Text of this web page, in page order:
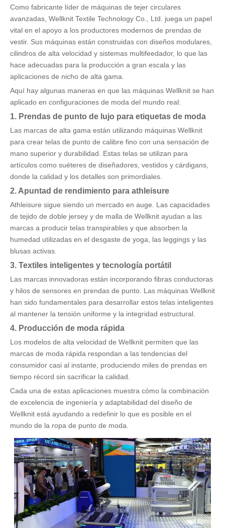
Como fabricante líder de máquinas de tejer circulares
avanzadas, Wellknit Textile Technology Co., Ltd. juega un papel
vital en el apoyo a los productores modernos de prendas de
vestir. Sus máquinas están construidas con diseños modulares,
cilindros de alta velocidad y sistemas multifeedador, lo que las
hace adecuadas para la producción a gran escala y las
aplicaciones de nicho de alta gama.
Aquí hay algunas maneras en que las máquinas Wellknit se han
aplicado en configuraciones de moda del mundo real:
1. Prendas de punto de lujo para etiquetas de moda
Las marcas de alta gama están utilizando máquinas Wellknit
para crear telas de punto de calibre fino con una sensación de
mano superior y durabilidad. Estas telas se utilizan para
artículos como suéteres de diseñadores, vestidos y cárdigans,
donde la calidad y los detalles son primordiales.
2. Apuntad de rendimiento para athleisure
Athleisure sigue siendo un mercado en auge. Las capacidades
de tejido de doble jersey y de malla de Wellknit ayudan a las
marcas a producir telas transpirables y que absorben la
humedad utilizadas en el desgaste de yoga, las leggings y las
blusas activas.
3. Textiles inteligentes y tecnología portátil
Las marcas innovadoras están incorporando fibras conductoras
y hilos de sensores en prendas de punto. Las máquinas Wellknit
han sido fundamentales para desarrollar estos telas inteligentes
al mantener la tensión uniforme y la integridad estructural.
4. Producción de moda rápida
Los modelos de alta velocidad de Wellknit permiten que las
marcas de moda rápida respondan a las tendencias del
consumidor casi al instante, produciendo miles de prendas en
tiempo récord sin sacrificar la calidad.
Cada una de estas aplicaciones muestra cómo la combinación
de excelencia de ingeniería y adaptabilidad del diseño de
Wellknit está ayudando a redefinir lo que es posible en el
mundo de la ropa de punto de moda.